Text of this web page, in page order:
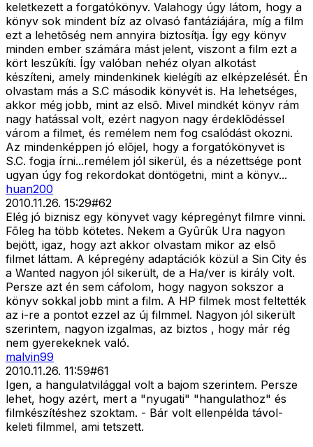
keletkezett a forgatókönyv. Valahogy úgy látom, hogy a
könyv sok mindent bíz az olvasó fantáziájára, míg a film
ezt a lehetõség nem annyira biztosítja. Így egy könyv
minden ember számára mást jelent, viszont a film ezt a
kört leszûkíti. Így valóban nehéz olyan alkotást
készíteni, amely mindenkinek kielégíti az elképzelését. Én
olvastam más a S.C második könyvét is. Ha lehetséges,
akkor még jobb, mint az elsõ. Mivel mindkét könyv rám
nagy hatással volt, ezért nagyon nagy érdeklõdéssel
várom a filmet, és remélem nem fog csalódást okozni.
Az mindenképpen jó elõjel, hogy a forgatókönyvet is
S.C. fogja írni...remélem jól sikerül, és a nézettsége pont
ugyan úgy fog rekordokat döntögetni, mint a könyv...
huan200
2010.11.26. 15:29#62
Elég jó biznisz egy könyvet vagy képregényt filmre vinni.
Fõleg ha több kötetes. Nekem a Gyûrûk Ura nagyon
bejött, igaz, hogy azt akkor olvastam mikor az elsõ
filmet láttam. A képregény adaptációk közül a Sin City és
a Wanted nagyon jól sikerült, de a Ha/ver is király volt.
Persze azt én sem cáfolom, hogy nagyon sokszor a
könyv sokkal jobb mint a film. A HP filmek most feltették
az i-re a pontot ezzel az új filmmel. Nagyon jól sikerült
szerintem, nagyon izgalmas, az biztos , hogy már rég
nem gyerekeknek való.
malvin99
2010.11.26. 11:59#61
Igen, a hangulatvilággal volt a bajom szerintem. Persze
lehet, hogy azért, mert a "nyugati" "hangulathoz" és
filmkészítéshez szoktam. - Bár volt ellenpélda távol-
keleti filmmel, ami tetszett.